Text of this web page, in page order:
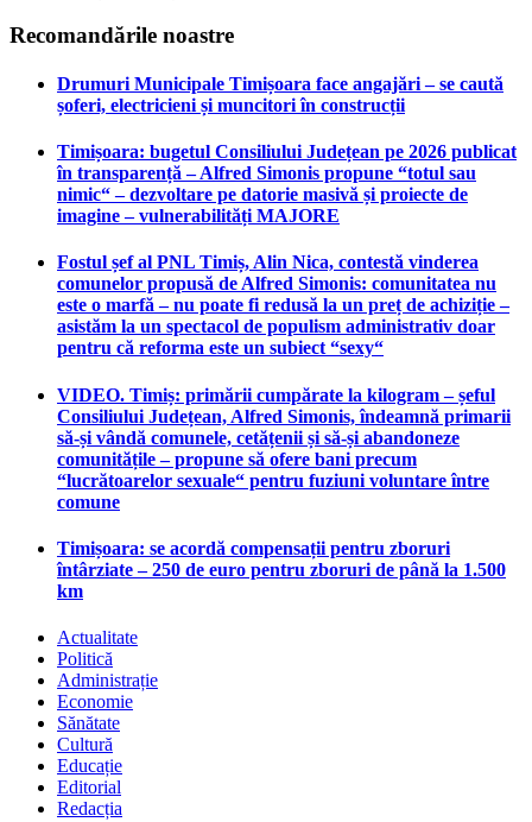
Recomandările noastre
Drumuri Municipale Timișoara face angajări – se caută
șoferi, electricieni și muncitori în construcții
Timișoara: bugetul Consiliului Județean pe 2026 publicat
în transparență – Alfred Simonis propune “totul sau
nimic“ – dezvoltare pe datorie masivă și proiecte de
imagine – vulnerabilități MAJORE
Fostul șef al PNL Timiș, Alin Nica, contestă vinderea
comunelor propusă de Alfred Simonis: comunitatea nu
este o marfă – nu poate fi redusă la un preț de achiziție –
asistăm la un spectacol de populism administrativ doar
pentru că reforma este un subiect “sexy“
VIDEO. Timiș: primării cumpărate la kilogram – șeful
Consiliului Județean, Alfred Simonis, îndeamnă primarii
să-și vândă comunele, cetățenii și să-și abandoneze
comunitățile – propune să ofere bani precum
“lucrătoarelor sexuale“ pentru fuziuni voluntare între
comune
Timișoara: se acordă compensații pentru zboruri
întârziate – 250 de euro pentru zboruri de până la 1.500
km
Actualitate
Politică
Administrație
Economie
Sănătate
Cultură
Educație
Editorial
Redacția